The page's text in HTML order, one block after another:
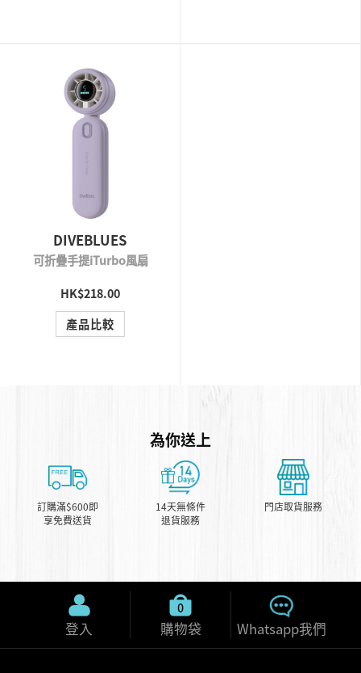
QUICK VIEW
DIVEBLUES
可折疊手提iTurbo風扇
HK$218.00
產品比較
為你送上
訂購滿$600即
享免費送貨
14天無條件
退貨服務
門店取貨服務
登入
0
購物袋 Whatsapp我們